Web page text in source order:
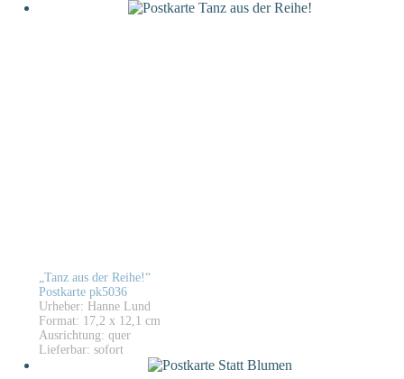
„Tanz aus der Reihe!“
Postkarte pk5036
Urheber: Hanne Lund
Format: 17,2 x 12,1 cm
Ausrichtung: quer
Lieferbar: sofort